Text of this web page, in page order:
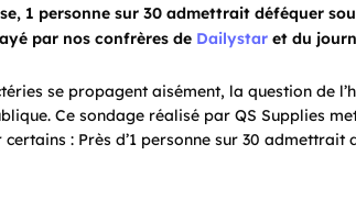
1 personne sur 30 admettrait déféquer
par nos confrères de Dailystar et du
se propagent aisément, la question de
Ce sondage réalisé par QS Supplies
: Près d’1 personne sur 30 admettrait